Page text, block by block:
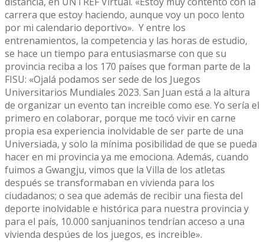
carrera que estoy haciendo, aunque voy un poco lento
por mi calendario deportivo». Y entre los
entrenamientos, la competencia y las horas de estudio,
se hace un tiempo para entusiasmarse con que su
provincia reciba a los 170 países que forman parte de la
FISU: «Ojalá podamos ser sede de los Juegos
Universitarios Mundiales 2023. San Juan está a la altura
de organizar un evento tan increible como ese. Yo sería el
primero en colaborar, porque me tocó vivir en carne
propia esa experiencia inolvidable de ser parte de una
Universiada, y solo la mínima posibilidad de que se pueda
hacer en mi provincia ya me emociona. Además, cuando
fuimos a Gwangju, vimos que la Villa de los atletas
después se transformaban en vivienda para los
ciudadanos; o sea que además de recibir una fiesta del
deporte inolvidable e histórica para nuestra provincia y
para el país, 10.000 sanjuaninos tendrían acceso a una
vivienda despúes de los juegos, es increible».